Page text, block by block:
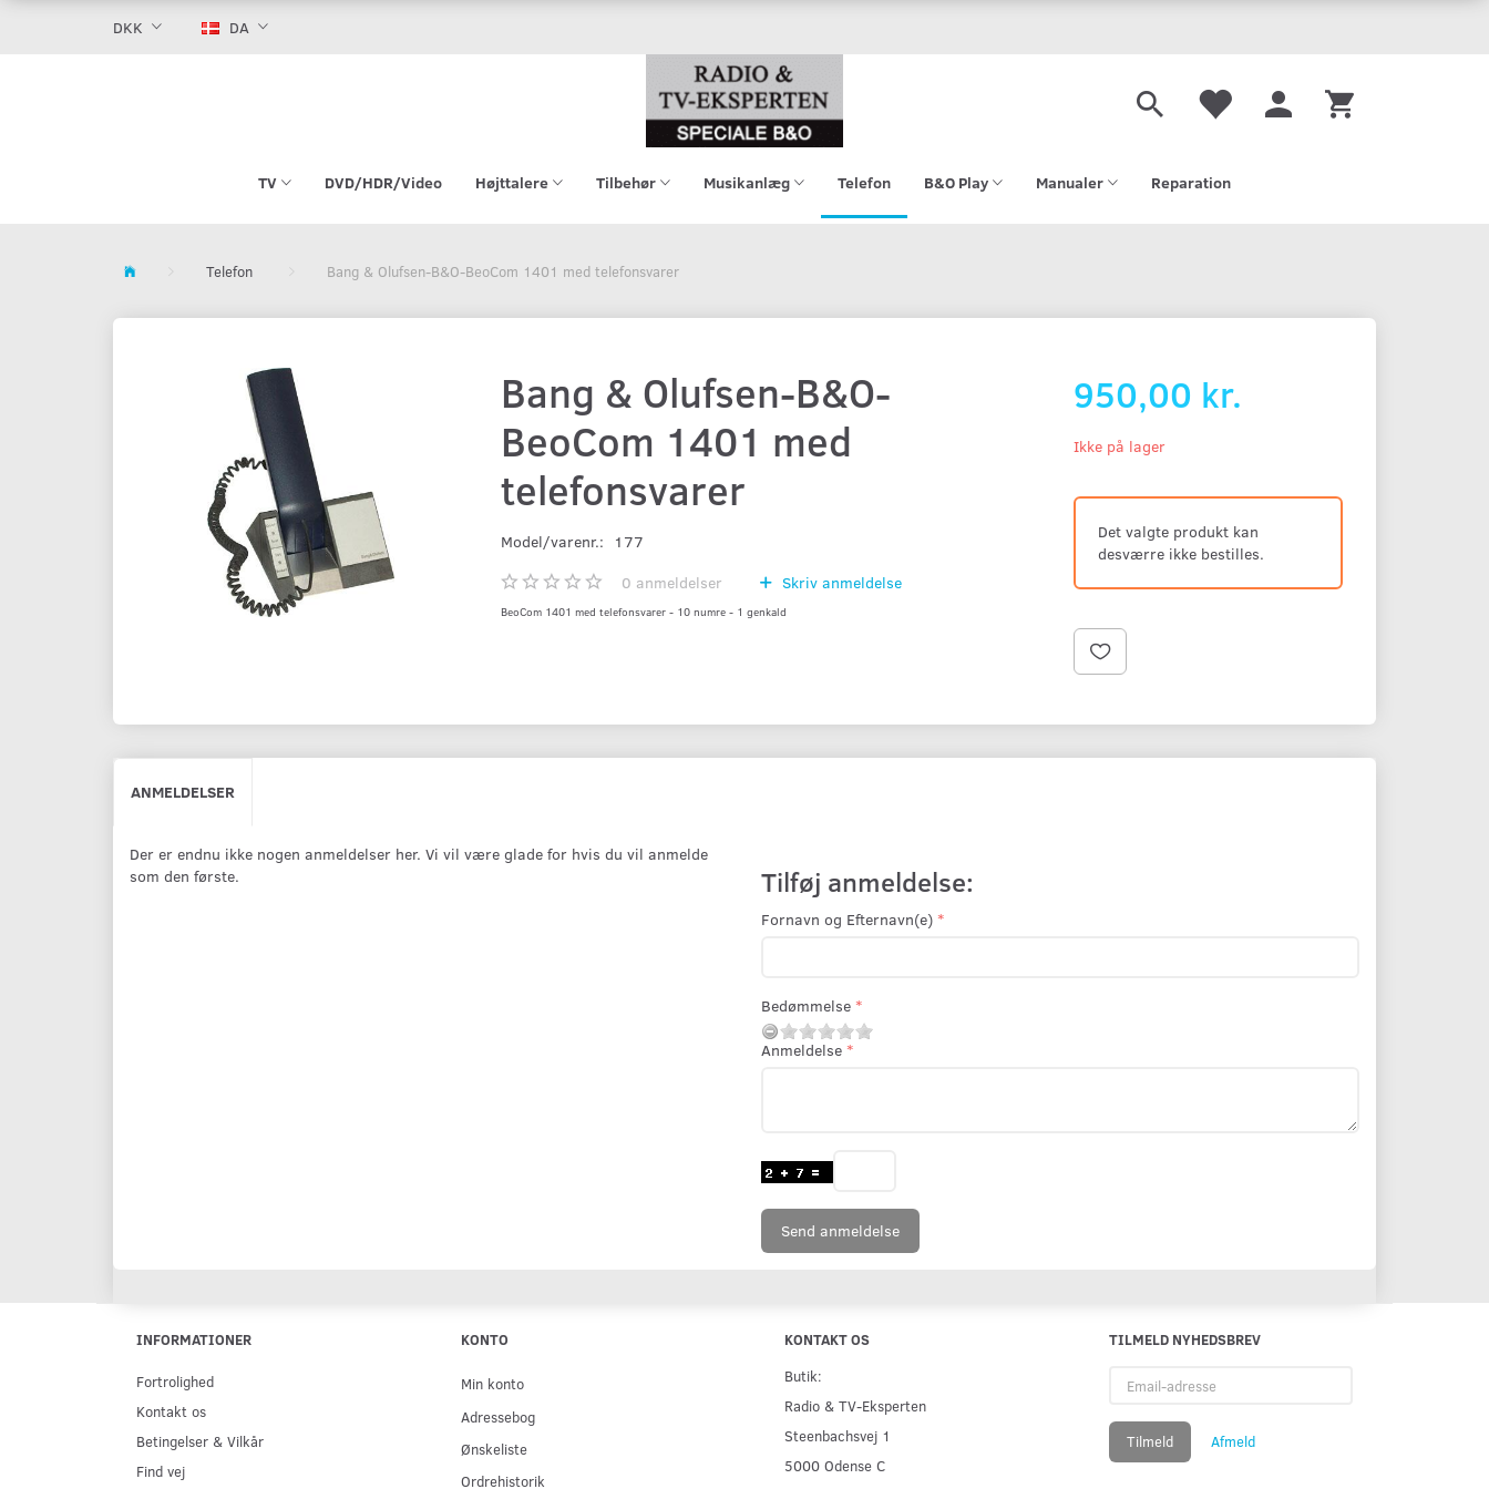
DKK DA
TV DVD/HDR/Video Højttalere Tilbehør Musikanlæg Telefon B&O Play Manualer Reparation
Telefon Bang & Olufsen-B&O-BeoCom 1401 med telefonsvarer
Bang & Olufsen-B&O-
BeoCom 1401 med
telefonsvarer
Model/varenr.:
177
0 anmeldelser Skriv anmeldelse
BeoCom 1401 med telefonsvarer - 10 numre - 1 genkald
950,00 kr.
Ikke på lager
Det valgte produkt kan
desværre ikke bestilles.
ANMELDELSER
Der er endnu ikke nogen anmeldelser her. Vi vil være glade for hvis du vil anmelde
som den første.
Tilføj anmeldelse:
Fornavn og Efternavn(e)
Bedømmelse
Anmeldelse
Send anmeldelse
INFORMATIONER
Fortrolighed
Kontakt os
Betingelser & Vilkår
Find vej
KONTO
Min konto
Adressebog
Ønskeliste
Ordrehistorik
KONTAKT OS
Butik:
Radio & TV-Eksperten
Steenbachsvej 1
5000 Odense C
TILMELD NYHEDSBREV
adresse
Tilmeld Afmeld